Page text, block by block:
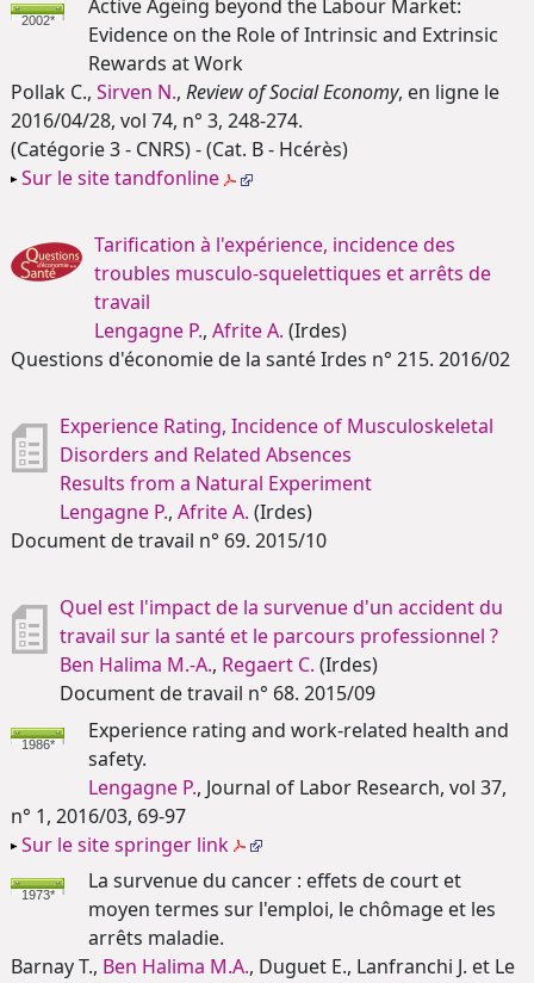
2002*
Active Ageing beyond the Labour Market:
Evidence on the Role of Intrinsic and Extrinsic
Rewards at Work
Pollak C., Sirven N., Review of Social Economy, en ligne le
2016/04/28, vol 74, n° 3, 248-274.
(Catégorie 3 - CNRS) - (Cat. B - Hcérès)
Sur le site tandfonline
Tarification à l'expérience, incidence des
troubles musculo-squelettiques et arrêts de
travail
Lengagne P., Afrite A. (Irdes)
Questions d'économie de la santé Irdes n° 215. 2016/02
Experience Rating, Incidence of Musculoskeletal
Disorders and Related Absences
Results from a Natural Experiment
Lengagne P., Afrite A. (Irdes)
Document de travail n° 69. 2015/10
Quel est l'impact de la survenue d'un accident du
travail sur la santé et le parcours professionnel ?
Ben Halima M.-A., Regaert C. (Irdes)
Document de travail n° 68. 2015/09
1986*
Experience rating and work-related health and
safety.
Lengagne P., Journal of Labor Research, vol 37,
n° 1, 2016/03, 69-97
Sur le site springer link
1973*
La survenue du cancer : effets de court et
moyen termes sur l'emploi, le chômage et les
arrêts maladie.
Barnay T., Ben Halima M.A., Duguet E., Lanfranchi J. et Le